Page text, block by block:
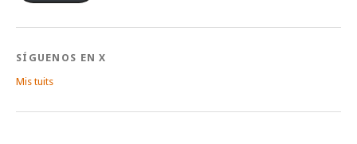
SÍGUENOS EN X
Mis tuits